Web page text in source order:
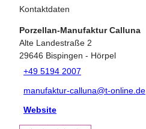
Kontaktdaten
Porzellan-Manufaktur Calluna
Alte Landestraße 2
29646 Bispingen - Hörpel
+49 5194 2007
manufaktur-calluna@t-online.de
Website